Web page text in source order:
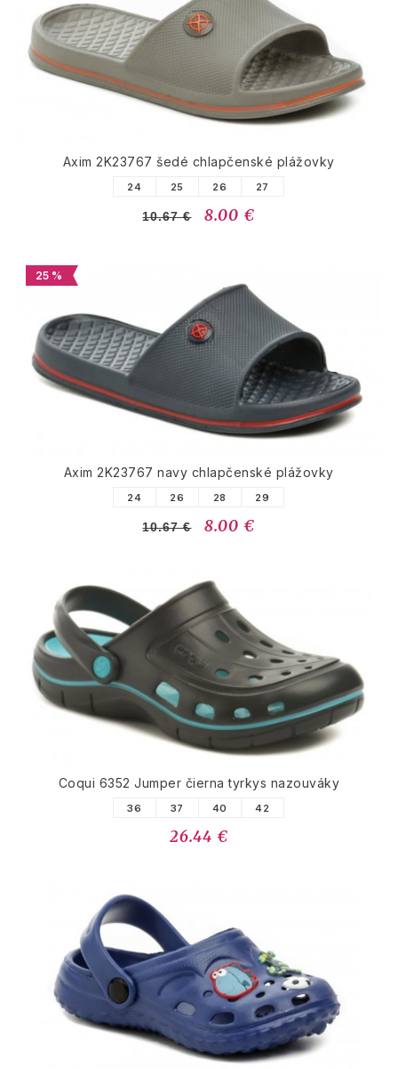
Axim 2K23767 šedé chlapčenské plážovky
24 25 26 27
10.67 € 8.00 €
25 %
Axim 2K23767 navy chlapčenské plážovky
24 26 28 29
10.67 € 8.00 €
Coqui 6352 Jumper čierna tyrkys nazouváky
36 37 40 42
26.44 €